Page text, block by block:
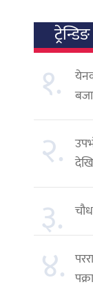
ट्रेन्डिङ
१.
२.
३.
४.